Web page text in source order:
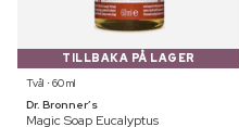
TILLBAKA PÅ LAGER
Tvål ⋅ 60 ml
Dr. Bronner’s
Magic Soap Eucalyptus